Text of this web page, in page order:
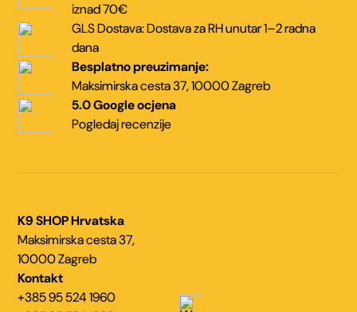
iznad 70€
GLS Dostava:Dostava za RH unutar1–2 radna
dana
Besplatno preuzimanje:
Maksimirska cesta 37,10000 Zagreb
5.0 Google ocjena
Pogledaj recenzije
K9 SHOP Hrvatska
Maksimirska cesta 37,
10000 Zagreb
Kontakt
+385 95 524 1960